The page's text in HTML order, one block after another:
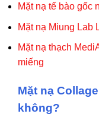
Mặt nạ tế bào gốc
Mặt nạ Miung Lab
Mặt nạ thạch
miếng
Mặt nạ
không?